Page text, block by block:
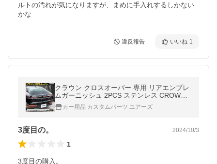
ルトの汚れが気になりますが、まめに手入れするしかない
かな
違反報告 いいね 1
クラウン クロスオーバー 専用 リアエンブレ
ムガーニッシュ 2PCS ステンレス CROWN
CROSSOVER リア エンブレム ドレスアップ
パーツ
カー用品 カスタムパーツ ユアーズ
3度目の。 2024/10/3
1
3度目の購入。